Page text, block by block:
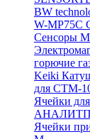
BW
W-MP75C
Сенсоры
горючие
Keiki
для СТМ-
Ячейки
Ячейки